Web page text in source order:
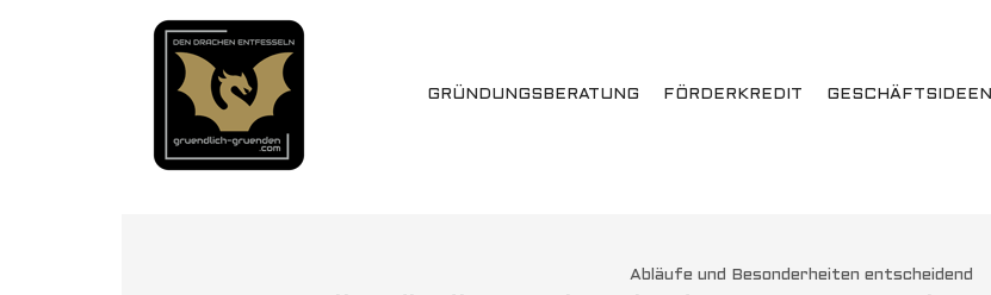
GRÜNDUNGSBERATUNG FÖRDERKREDIT GESCHÄFTSIDEEN
Abläufe und Besonderheiten entscheidend